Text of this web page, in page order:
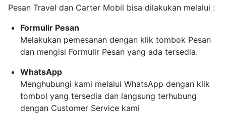
Pesan Travel dan Carter Mobil bisa dilakukan melalui :
Formulir Pesan
Melakukan pemesanan dengan klik tombok Pesan
dan mengisi Formulir Pesan yang ada tersedia.
WhatsApp
Menghubungi kami melalui WhatsApp dengan klik
tombol yang tersedia dan langsung terhubung
dengan Customer Service kami